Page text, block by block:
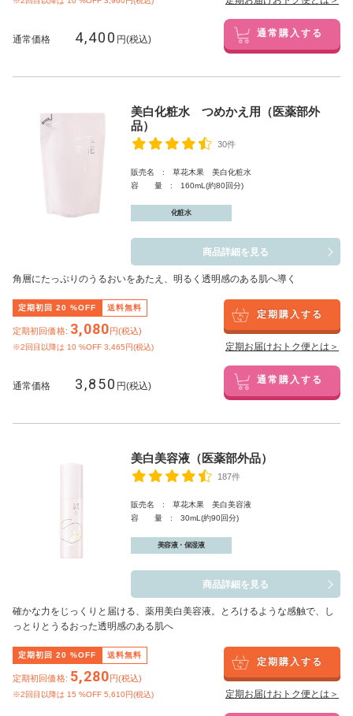
通常価格 4,400 円(税込) 通常購入する
美白化粧水 つめかえ用（医薬部外
品）
30件
販売名 : 草花木果 美白化粧水
容 量 : 160mL(約80回分)
化粧水
商品詳細を見る
角層にたっぷりのうるおいをあたえ、明るく透明感のある肌へ導く
定期初回 20 %OFF 送料無料
定期初回価格: 3,080円(税込)
※2回目以降は 10 %OFF 3,465円(税込)
定期購入する
定期お届けおトク便とは＞
通常価格 3,850 円(税込) 通常購入する
美白美容液（医薬部外品）
187件
販売名 : 草花木果 美白美容液
容 量 : 30mL(約90回分)
美容液・保湿液
商品詳細を見る
確かな力をじっくりと届ける、薬用美白美容液。とろけるような感触で、し
っとりとうるおった透明感のある肌へ
定期初回 20 %OFF 送料無料
定期初回価格: 5,280円(税込)
※2回目以降は 15 %OFF 5,610円(税込)
定期購入する
定期お届けおトク便とは＞